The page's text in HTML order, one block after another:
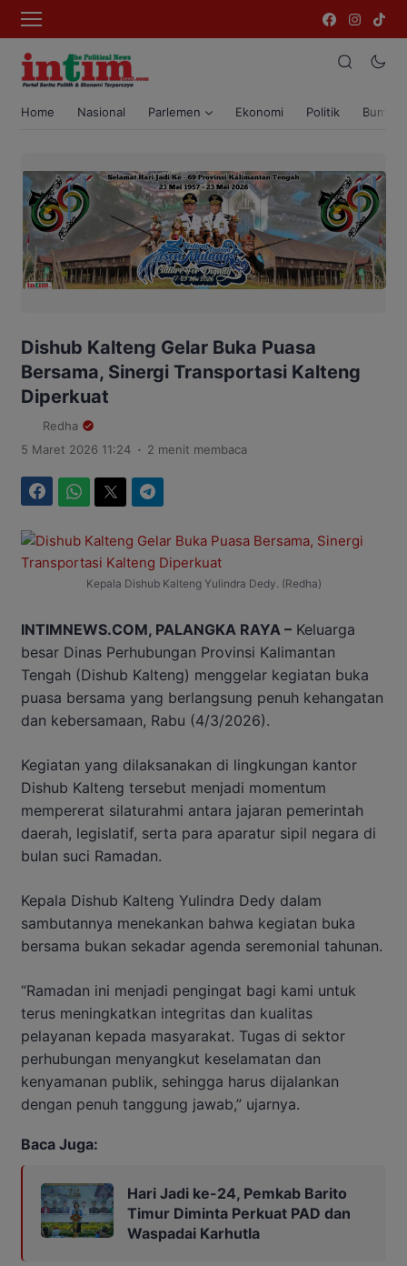
Home Nasional Parlemen Ekonomi Politik Bumi
Dishub Kalteng Gelar Buka Puasa
Bersama, Sinergi Transportasi Kalteng
Diperkuat
Redha
5 Maret 2026 11:24 . 2 menit membaca
Kepala Dishub Kalteng Yulindra Dedy. (Redha)
INTIMNEWS.COM, PALANGKA RAYA – Keluarga
besar Dinas Perhubungan Provinsi Kalimantan
Tengah (Dishub Kalteng) menggelar kegiatan buka
puasa bersama yang berlangsung penuh kehangatan
dan kebersamaan, Rabu (4/3/2026).
Kegiatan yang dilaksanakan di lingkungan kantor
Dishub Kalteng tersebut menjadi momentum
mempererat silaturahmi antara jajaran pemerintah
daerah, legislatif, serta para aparatur sipil negara di
bulan suci Ramadan.
Kepala Dishub Kalteng Yulindra Dedy dalam
sambutannya menekankan bahwa kegiatan buka
bersama bukan sekadar agenda seremonial tahunan.
“Ramadan ini menjadi pengingat bagi kami untuk
terus meningkatkan integritas dan kualitas
pelayanan kepada masyarakat. Tugas di sektor
perhubungan menyangkut keselamatan dan
kenyamanan publik, sehingga harus dijalankan
dengan penuh tanggung jawab,” ujarnya.
Baca Juga:
Hari Jadi ke-24, Pemkab Barito
Timur Diminta Perkuat PAD dan
Waspadai Karhutla